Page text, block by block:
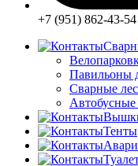
+7 (951) 862-43-54
Павильоны
Сварные
Автобусные
Тенты